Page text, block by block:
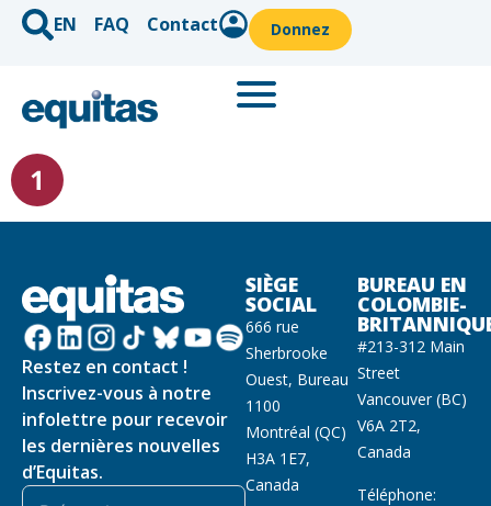
EN FAQ Contact Donnez
Restez en contact !
Inscrivez-vous à notre
infolettre pour recevoir
les dernières nouvelles
d’Equitas.
SIÈGE
SOCIAL
666 rue
Sherbrooke
Ouest, Bureau
1100
Montréal (QC)
H3A 1E7,
Canada
BUREAU EN
COLOMBIE-
#213-312 Main
Street
Vancouver (BC)
V6A 2T2,
Canada
Téléphone: